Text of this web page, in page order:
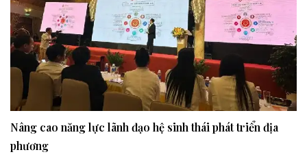
Nâng cao năng lực lãnh đạo hệ sinh thái phát triển địa
phương